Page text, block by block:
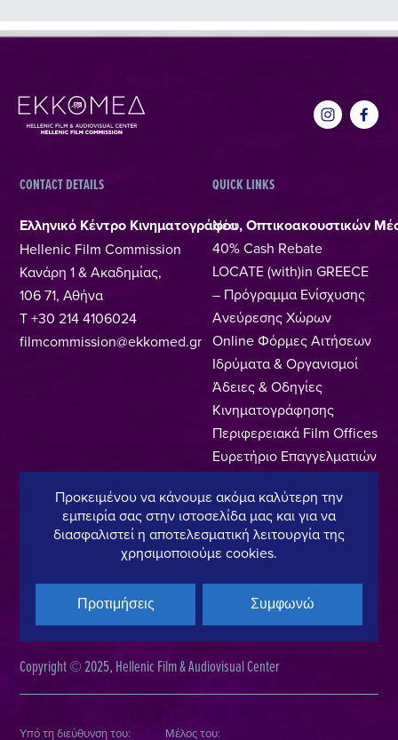
CONTACT DETAILS
Ελληνικό Κέντρο Κινηματογράφου, Οπτικοακουστικών
Hellenic Film Commission
Κανάρη 1 & Ακαδημίας,
106 71, Αθήνα
T +30 214 4106024
filmcommission@ekkomed.gr
QUICK LINKS
Νέα
40% Cash Rebate
LOCATE (with)in GREECE
– Πρόγραμμα Ενίσχυσης
Ανεύρεσης Χώρων
Online Φόρμες Αιτήσεων
Ιδρύματα & Οργανισμοί
Άδειες & Οδηγίες
Κινηματογράφησης
Περιφερειακά Film Offices
Ευρετήριο Επαγγελματιών
Made In Greece
Greek Facts
Επικοινωνία
Πολιτική Απορρήτου Όροι Χρήσης Πολιτική Cookies
Copyright © 2025, Hellenic Film & Audiovisual Center
Υπό τη διεύθυνση του: Μέλος του:
Προκειμένου να κάνουμε ακόμα καλύτερη την
εμπειρία σας στην ιστοσελίδα μας και για να
διασφαλιστεί η αποτελεσματική λειτουργία της
χρησιμοποιούμε cookies.
Προτιμήσεις Συμφωνώ